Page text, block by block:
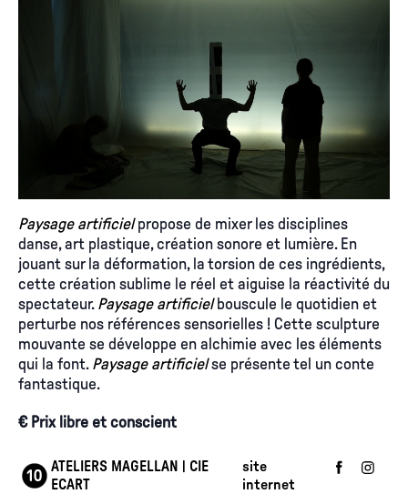
Paysage artificielpropose de mixer les disciplines
danse, art plastique, création sonore et lumière. En
jouant sur la déformation, la torsion de ces ingrédients,
cette création sublime le réel et aiguise la réactivité du
spectateur. Paysage artificielbouscule le quotidien et
perturbe nos références sensorielles ! Cette sculpture
mouvante se développe en alchimie avec les éléments
qui la font. Paysage artificielse présente tel un conte
fantastique.
€ Prix libre et conscient
ATELIERS MAGELLAN | CIE
ECART
site
internet